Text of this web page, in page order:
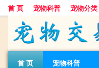
首 页 宠物科普 宠物分类
首 页 宠物科普